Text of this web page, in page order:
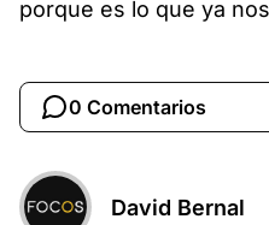
porque es lo que ya
0 Comentarios
David Bernal